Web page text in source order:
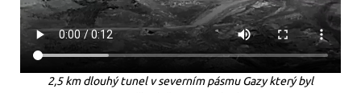
2,5 km dlouhý tunel v severním pásmu Gazy který byl